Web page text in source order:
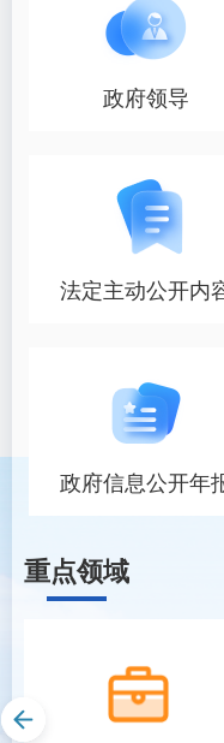
政府领导
法定主动公开内
政府信息公开年
重点领域